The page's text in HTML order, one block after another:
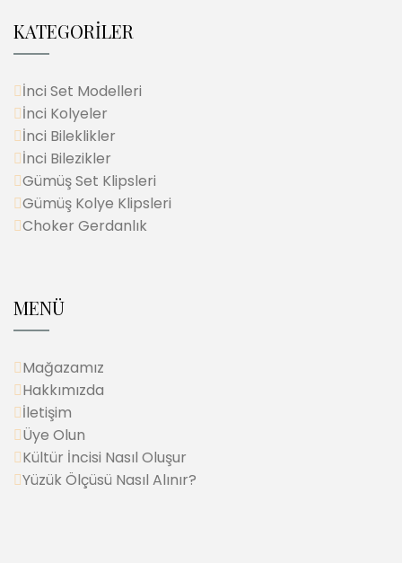
KATEGORİLER
İnci Set Modelleri
İnci Kolyeler
İnci Bileklikler
İnci Bilezikler
Gümüş Set Klipsleri
Gümüş Kolye Klipsleri
Choker Gerdanlık
MENÜ
Mağazamız
Hakkımızda
İletişim
Üye Olun
Kültür İncisi Nasıl Oluşur
Yüzük Ölçüsü Nasıl Alınır?